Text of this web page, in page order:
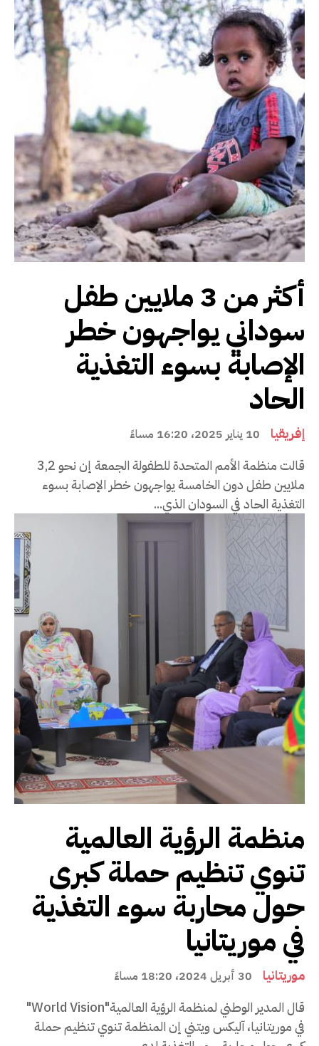
أكثر من 3 ملايين طفل
سوداني يواجهون خطر
الإصابة بسوء التغذية
الحاد
إفريقيا 10 يناير 2025، 16:20 مساءً
قالت منظمة الأمم المتحدة للطفولة الجمعة إن نحو 3,2
ملايين طفل دون الخامسة يواجهون خطر الإصابة بسوء
التغذية الحاد في السودان الذي...
منظمة الرؤية العالمية
تنوي تنظيم حملة كبرى
حول محاربة سوء التغذية
في موريتانيا
موريتانيا 30 أبريل 2024، 18:20 مساءً
قال المدير الوطني لمنظمة الرؤية العالمية"World Vision"
في موريتانيا، آليكس ويتني إن المنظمة تنوي تنظيم حملة